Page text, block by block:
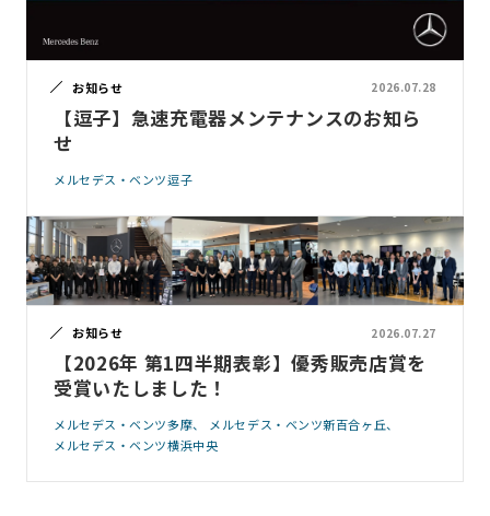
お知らせ 2026.07.28
【逗子】急速充電器メンテナンスのお知ら
せ
メルセデス・ベンツ逗子
お知らせ 2026.07.27
【2026年 第1四半期表彰】優秀販売店賞を
受賞いたしました！
メルセデス・ベンツ多摩
メルセデス・ベンツ新百合ヶ丘
メルセデス・ベンツ横浜中央